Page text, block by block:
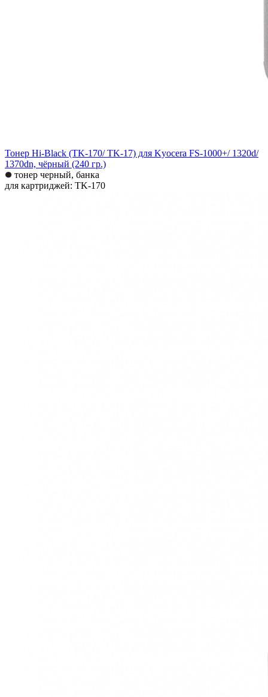
Тонер Hi-Black (TK-170/ TK-17) для Kyocera FS-1000+/ 1320d/
1370dn, чёрный (240 гр.)
тонер черный, банка
для картриджей: TK-170